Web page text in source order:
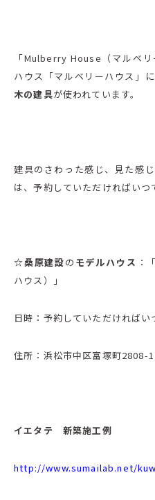
「Mulberry House（マルベ
ハウス「マルベリーハウス」
木の建具が使われています。
建具のさわった感じ、見た感
は、予約していただければいつ
☆桑原建設の モデルハウス ：
ハウス）」
日時：予約していただければい
住所：浜松市中区富塚町2808-1
イエタテ 新築施工例
http://www.sumailab.net/